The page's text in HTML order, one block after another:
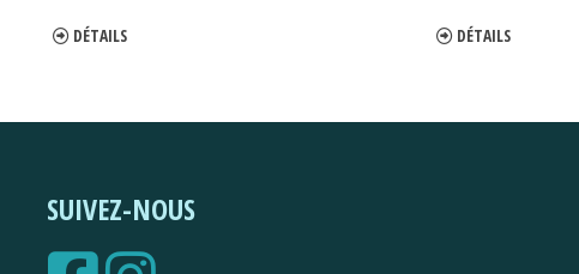
DÉTAILS DÉTAILS
SUIVEZ-NOUS